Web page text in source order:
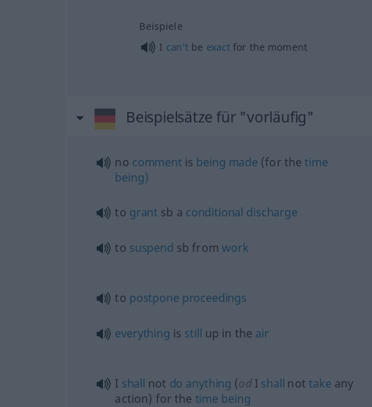
Beispiele
I can’t be exactfor the moment
Beispielsätze für "vorläufig"
no comment is being made (for thetime
being)
to grant sb a conditional discharge
to suspend sb from work
to postpone proceedings
everything is still up in the air
I shall not do anything (odI shall nottake any
action) for the time being